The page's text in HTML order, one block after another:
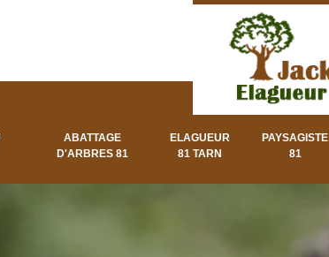
ABATTAGE
D'ARBRES 81
ELAGUEUR
81 TARN
PAYSAGISTE
81